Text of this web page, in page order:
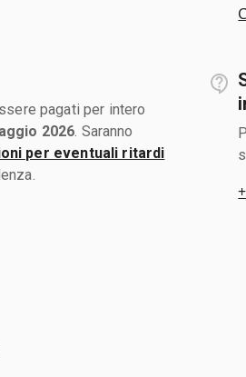
pagati per intero
2026 . Saranno
per eventuali ritardi